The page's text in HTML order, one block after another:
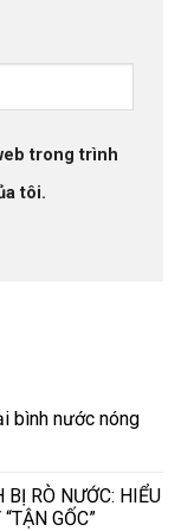
trong trình
tôi.
bình nước nóng
RÒ NƯỚC: HIỂU
GỐC”